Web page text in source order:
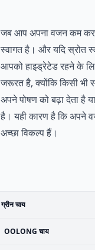
जब आप अपना वजन कम
स्वागत है। और यदि स्रोत
आपको हाइड्रेटेड रहने के
जरूरत है, क्योंकि किसी भी
अपने पोषण को बढ़ा देता है
है। यही कारण है कि अपने
अच्छा विकल्प हैं।
ग्रीन चाय
OOLONG चाय